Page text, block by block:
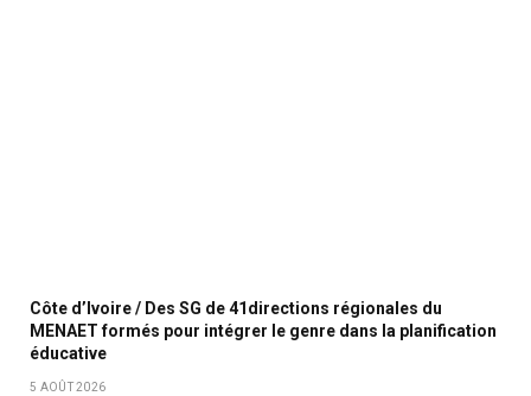
Côte d’Ivoire / Des SG de 41directions régionales du
MENAET formés pour intégrer le genre dans la planification
éducative
5 AOÛT 2026